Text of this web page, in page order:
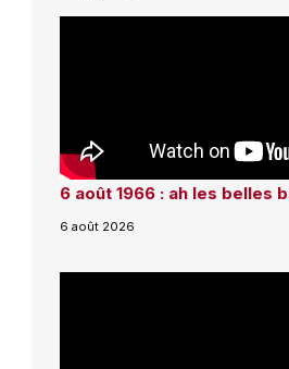
6 août 1966 : ah les belles
6 août 2026